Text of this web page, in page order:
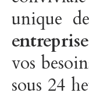
unique
entreprise
vos
sous 24